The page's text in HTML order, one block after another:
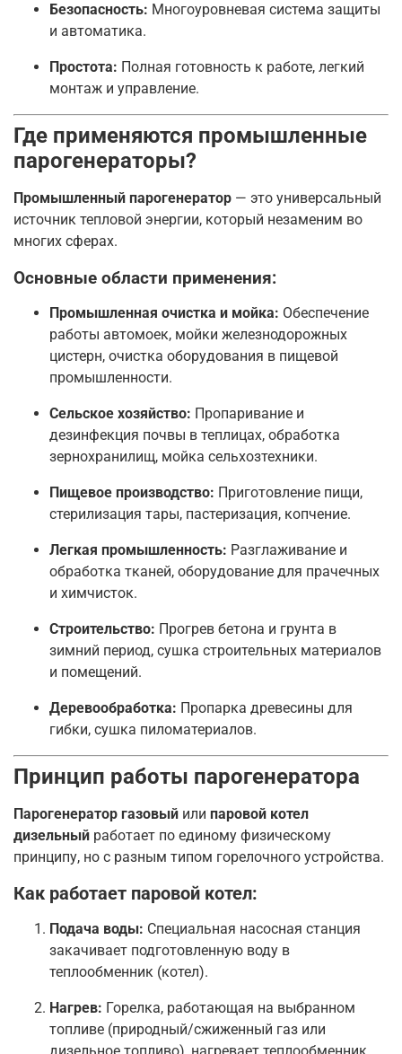
Безопасность: Многоуровневая система защиты
и автоматика.
Простота: Полная готовность к работе, легкий
монтаж и управление.
Где применяются промышленные
парогенераторы?
Промышленный парогенератор — это универсальный
источник тепловой энергии, который незаменим во
многих сферах.
Основные области применения:
Промышленная очистка и мойка: Обеспечение
работы автомоек, мойки железнодорожных
цистерн, очистка оборудования в пищевой
промышленности.
Сельское хозяйство: Пропаривание и
дезинфекция почвы в теплицах, обработка
зернохранилищ, мойка сельхозтехники.
Пищевое производство: Приготовление пищи,
стерилизация тары, пастеризация, копчение.
Легкая промышленность: Разглаживание и
обработка тканей, оборудование для прачечных
и химчисток.
Строительство: Прогрев бетона и грунта в
зимний период, сушка строительных материалов
и помещений.
Деревообработка: Пропарка древесины для
гибки, сушка пиломатериалов.
Принцип работы парогенератора
Парогенератор газовый или паровой котел
дизельный работает по единому физическому
принципу, но с разным типом горелочного устройства.
Как работает паровой котел:
Подача воды: Специальная насосная станция
закачивает подготовленную воду в
теплообменник (котел).
Нагрев: Горелка, работающая на выбранном
топливе (природный/сжиженный газ или